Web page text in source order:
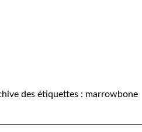
des étiquettes : marrowbone